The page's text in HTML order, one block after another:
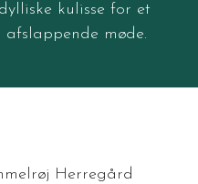
kulisse for et
møde.
Herregård